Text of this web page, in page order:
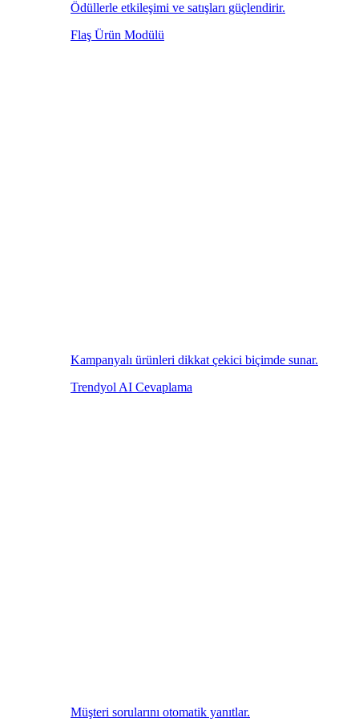
Ödüllerle etkileşimi ve satışları güçlendirir.
Flaş Ürün Modülü
Kampanyalı ürünleri dikkat çekici biçimde sunar.
Trendyol AI Cevaplama
Müşteri sorularını otomatik yanıtlar.